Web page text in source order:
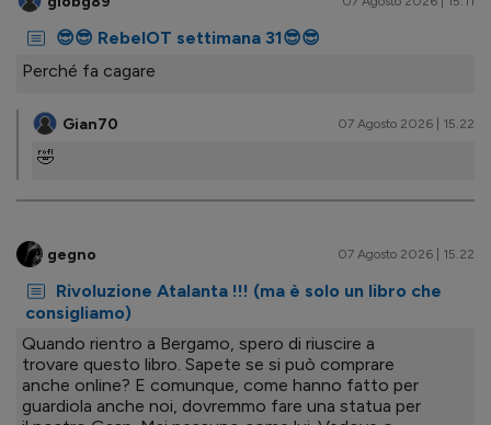
😎😎 RebelOT settimana 31😎😎
Perché fa cagare
Gian70 07 Agosto 2026 | 15.22
🤣
gegno 07 Agosto 2026 | 15.22
Rivoluzione Atalanta !!! (ma è solo un libro che
consigliamo)
Quando rientro a Bergamo, spero di riuscire a
trovare questo libro. Sapete se si può comprare
anche online? E comunque, come hanno fatto per
guardiola anche noi, dovremmo fare una statua per